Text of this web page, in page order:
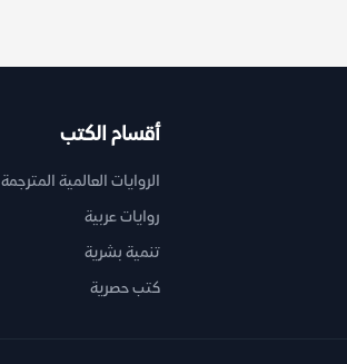
أقسام الكتب
الروايات العالمية المترجمة
روايات عربية
تنمية بشرية
كتب حصرية